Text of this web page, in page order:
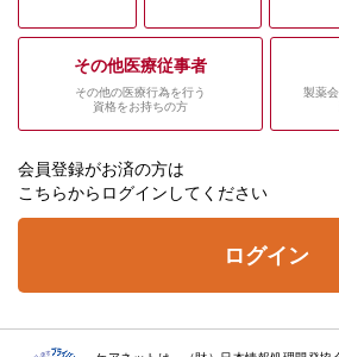
その他医療従事者
その他の医療行為を行う
資格をお持ちの方
製薬
会員登録がお済の方は
こちらからログインしてください
ログイン